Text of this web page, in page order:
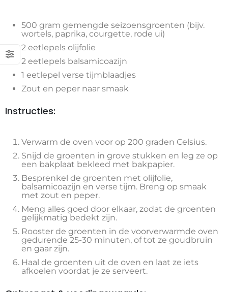
500 gram gemengde seizoensgroenten (bijv.
wortels, paprika, courgette, rode ui)
2 eetlepels olijfolie
2 eetlepels balsamicoazijn
1 eetlepel verse tijmblaadjes
Zout en peper naar smaak
Instructies:
Verwarm de oven voor op 200 graden Celsius.
Snijd de groenten in grove stukken en leg ze op
een bakplaat bekleed met bakpapier.
Besprenkel de groenten met olijfolie,
balsamicoazijn en verse tijm. Breng op smaak
met zout en peper.
Meng alles goed door elkaar, zodat de groenten
gelijkmatig bedekt zijn.
Rooster de groenten in de voorverwarmde oven
gedurende 25-30 minuten, of tot ze goudbruin
en gaar zijn.
Haal de groenten uit de oven en laat ze iets
afkoelen voordat je ze serveert.